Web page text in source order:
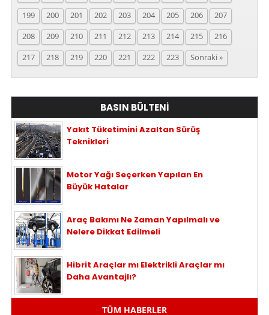
199
200 201 202 203 204 205 206
207
208
209 210 211 212 213 214 215
216
217
218 219 220 221 222 223 Sonraki »
BASIN BÜLTENİ
Yakıt Tüketimini Azaltan Sürüş
Teknikleri
Motor Yağı Seçerken Yapılan En
Büyük Hatalar
Araç Bakımı Ne Zaman Yapılmalı ve
Nelere Dikkat Edilmeli
Hibrit Araçlar mı Elektrikli Araçlar mı
Daha Avantajlı?
TÜM HABERLER